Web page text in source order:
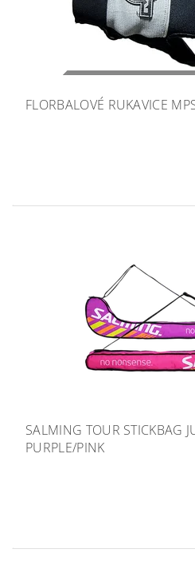
FLORBALOVÉ RUKAVICE
SALMING TOUR STICKBAG
PURPLE/PINK